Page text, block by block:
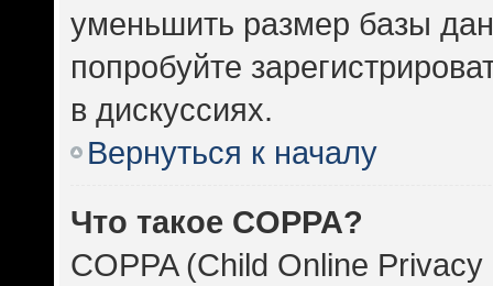
уменьшить размер базы
попробуйте
в дискуссиях.
Вернуться к началу
Что такое COPPA?
COPPA (Child Online